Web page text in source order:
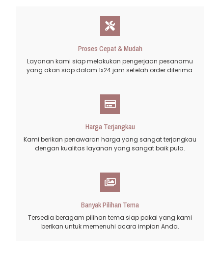
Proses Cepat & Mudah
Layanan kami siap melakukan pengerjaan pesanamu
yang akan siap dalam 1x24 jam setelah order diterima.
Harga Terjangkau
Kami berikan penawaran harga yang sangat terjangkau
dengan kualitas layanan yang sangat baik pula.
Banyak Pilihan Tema
Tersedia beragam pilihan tema siap pakai yang kami
berikan untuk memenuhi acara impian Anda.